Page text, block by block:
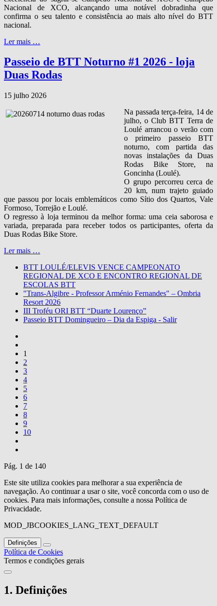
Nacional de XCO, alcançando uma notável dobradinha que
confirma o seu talento e consistência ao mais alto nível do BTT
nacional.
Ler mais …
Passeio de BTT Noturno #1 2026 - loja
Duas Rodas
15 julho 2026
Na passada terça‑feira, 14 de
julho, o Club BTT Terra de
Loulé arrancou o verão com
o primeiro passeio BTT
noturno, com partida das
novas instalações da Duas
Rodas Bike Store, na
Goncinha (Loulé).
O grupo percorreu cerca de
20 km, num trajeto guiado
que passou por locais emblemáticos como Sítio dos Quartos, Vale
Formoso, Torrejão e Loulé.
O regresso à loja terminou da melhor forma: uma ceia saborosa e
variada, preparada para receber todos os participantes, oferta da
Duas Rodas Bike Store.
Ler mais …
BTT LOULÉ/ELEVIS VENCE CAMPEONATO
REGIONAL DE XCO E ENCONTRO REGIONAL DE
ESCOLAS BTT
"Trans-Algibre - Professor Arménio Fernandes" – Ombria
Resort 2026
III Troféu ORI BTT “Duarte Lourenço”
Passeio BTT Domingueiro – Dia da Espiga - Salir
1
2
3
4
5
6
7
8
9
10
Pág. 1 de 140
Este site utiliza cookies para melhorar a sua experiência de
navegação. Ao continuar a usar o site, você concorda com o uso de
cookies. Para mais informações, consulte a nossa Política de
Privacidade.
MOD_JBCOOKIES_LANG_TEXT_DEFAULT
Definições
Política de Cookies
Termos e condições gerais
1. Definições